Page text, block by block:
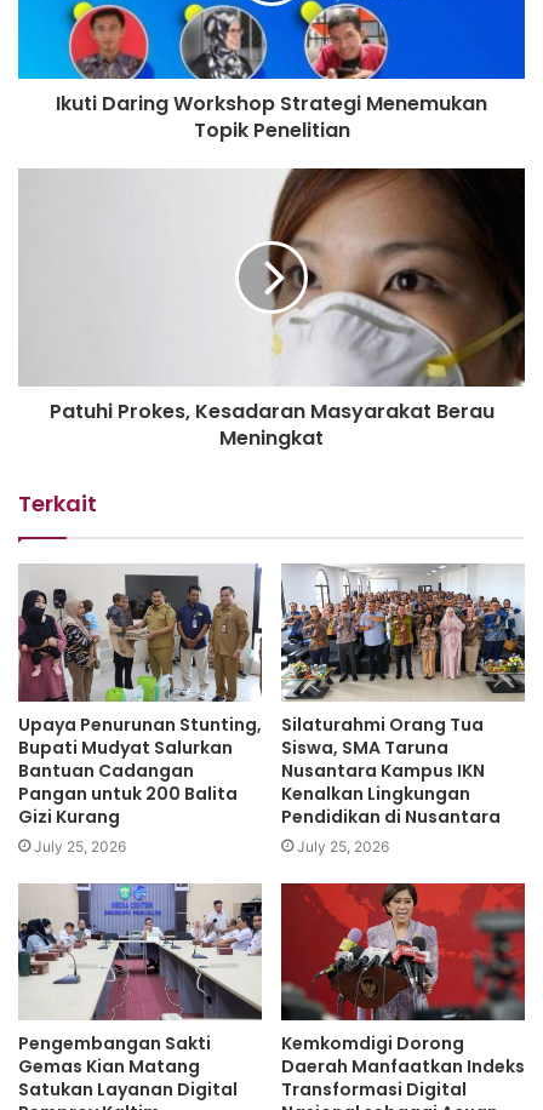
Ikuti Daring Workshop Strategi Menemukan
Topik Penelitian
Patuhi Prokes, Kesadaran Masyarakat Berau
Meningkat
Terkait
Upaya Penurunan Stunting,
Bupati Mudyat Salurkan
Bantuan Cadangan
Pangan untuk 200 Balita
Gizi Kurang
July 25, 2026
Silaturahmi Orang Tua
Siswa, SMA Taruna
Nusantara Kampus IKN
Kenalkan Lingkungan
Pendidikan di Nusantara
July 25, 2026
Pengembangan Sakti
Gemas Kian Matang
Satukan Layanan Digital
Kemkomdigi Dorong
Daerah Manfaatkan Indeks
Transformasi Digital